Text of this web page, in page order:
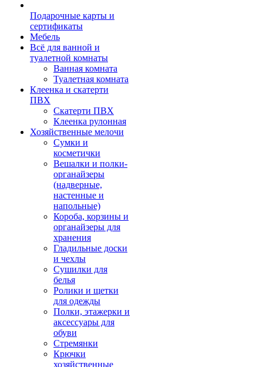
Подарочные карты и
сертификаты
Мебель
Всё для ванной и
туалетной комнаты
Ванная комната
Туалетная комната
Клеенка и скатерти
ПВХ
Скатерти ПВХ
Клеенка рулонная
Хозяйственные мелочи
Сумки и
косметички
Вешалки и полки-
органайзеры
(надверные,
настенные и
напольные)
Короба, корзины и
органайзеры для
хранения
Гладильные доски
и чехлы
Сушилки для
белья
Ролики и щетки
для одежды
Полки, этажерки и
аксессуары для
обуви
Стремянки
Крючки
хозяйственные